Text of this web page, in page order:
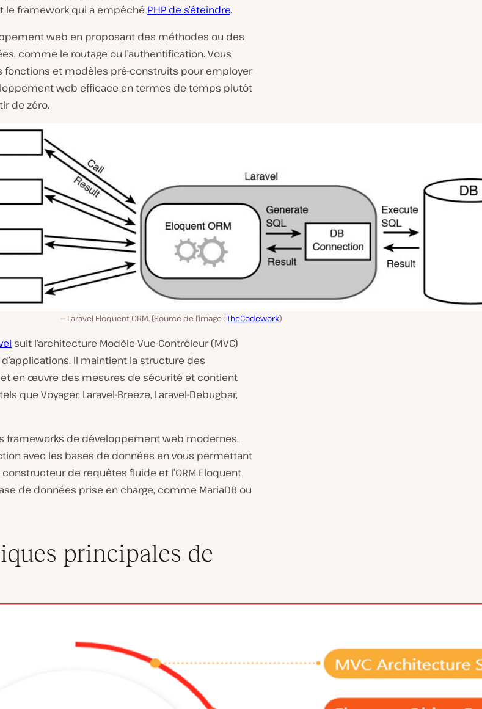
le framework qui a empêché PHP de s’éteindre.
web en proposant des méthodes ou des
comme le routage ou l’authentification. Vous
fonctions et modèles pré-construits pour employer
web efficace en termes de temps plutôt
de zéro.
Laravel Eloquent ORM. (Source de l’image :TheCodework)
suit l’architecture Modèle-Vue-Contrôleur (MVC)
Il maintient la structure des
en œuvre des mesures de sécurité et contient
que Voyager, Laravel-Breeze, Laravel-Debugbar,
frameworks de développement web modernes,
avec les bases de données en vous permettant
constructeur de requêtes fluide et l’ORM Eloquent
de données prise en charge, comme MariaDB ou
principales de